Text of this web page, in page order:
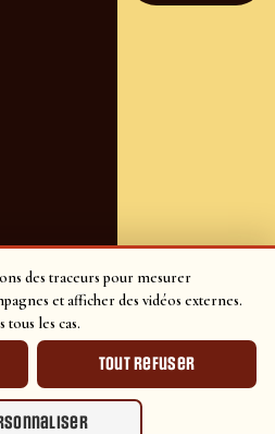
des traceurs pour mesurer
et afficher des vidéos externes.
tous les cas.
Tout refuser